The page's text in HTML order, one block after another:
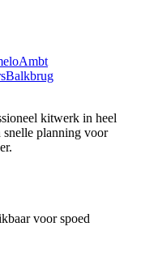
Ambt
Balkbrug
kitwerk in heel
planning voor
voor spoed